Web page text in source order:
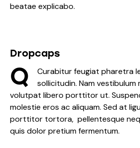
beatae explicabo.
Dropcaps
Q
Curabitur feugiat pharetra
sollicitudin. Nam vestibulum
volutpat libero porttitor ut.
molestie eros ac aliquam. Sed at
porttitor tortora, pellentesque
quis dolor pretium fermentum.